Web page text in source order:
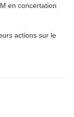
en concertation
actions sur le